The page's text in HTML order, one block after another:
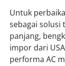
Untuk
sebagai solusi
panjang,
impor dari
performa AC